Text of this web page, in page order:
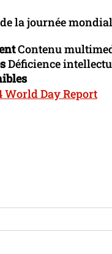
la journée
Contenu
Déficience
World Day Report